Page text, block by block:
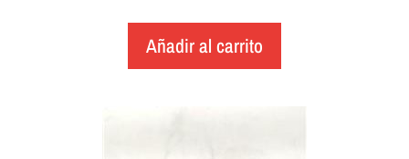
Añadir al carrito